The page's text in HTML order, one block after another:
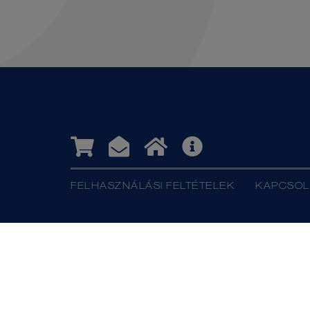
FELHASZNÁLÁSI FELTÉTELEK